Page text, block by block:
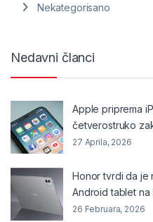
Nekategorisano
Nedavni članci
Apple priprema
četverostruko
27 Aprila, 2026
Honor tvrdi da je
Android tablet na
26 Februara, 2026